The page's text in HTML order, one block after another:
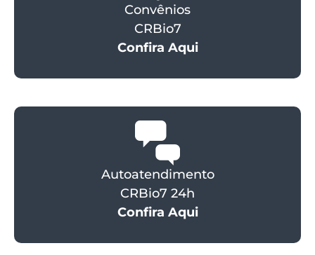
Convênios
CRBio7
Confira Aqui
Autoatendimento
CRBio7 24h
Confira Aqui